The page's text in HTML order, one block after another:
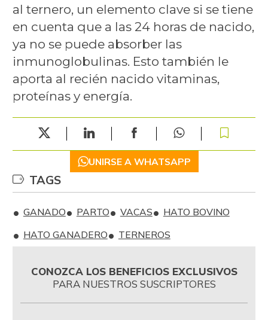
al ternero, un elemento clave si se tiene
en cuenta que a las 24 horas de nacido,
ya no se puede absorber las
inmunoglobulinas. Esto también le
aporta al recién nacido vitaminas,
proteínas y energía.
UNIRSE A WHATSAPP
TAGS
GANADO PARTO VACAS
HATO BOVINO
HATO GANADERO
TERNEROS
CONOZCA LOS BENEFICIOS EXCLUSIVOS
PARA NUESTROS SUSCRIPTORES